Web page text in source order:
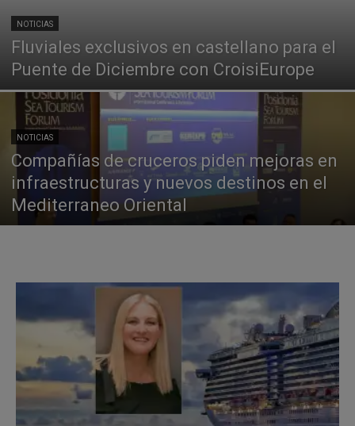
NOTICIAS
Fluviales exclusivos en castellano para el
Puente de Diciembre con CroisiEurope
NOTICIAS
Compañías de cruceros piden mejoras en
infraestructuras y nuevos destinos en el
Mediterraneo Oriental